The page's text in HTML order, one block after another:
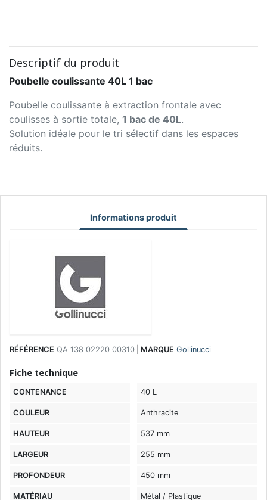
Descriptif du produit
Poubelle coulissante 40L 1 bac
Poubelle coulissante à extraction frontale avec
coulisses à sortie totale, 1 bac de 40L.
Solution idéale pour le tri sélectif dans les espaces
réduits.
Informations produit
RÉFÉRENCE QA 138 02220 00310 MARQUE Gollinucci
Fiche technique
CONTENANCE 40 L
COULEUR Anthracite
HAUTEUR 537 mm
LARGEUR 255 mm
PROFONDEUR 450 mm
MATÉRIAU Métal / Plastique